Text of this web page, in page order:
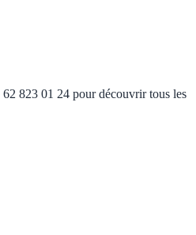
823 01 24 pour découvrir tous les